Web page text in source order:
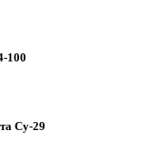
100
Су-29